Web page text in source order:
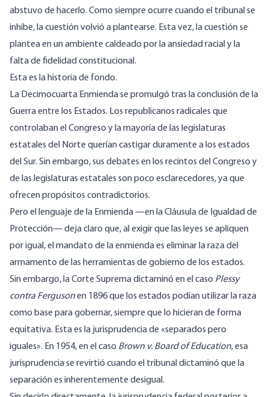
abstuvo de hacerlo. Como siempre ocurre cuando el tribunal se
inhibe, la cuestión volvió a plantearse. Esta vez, la cuestión se
plantea en un ambiente caldeado por la ansiedad racial y la
falta de fidelidad constitucional.
Esta es la historia de fondo.
La Decimocuarta Enmienda se promulgó tras la conclusión de la
Guerra entre los Estados. Los republicanos radicales que
controlaban el Congreso y la mayoría de las legislaturas
estatales del Norte querían castigar duramente a los estados
del Sur. Sin embargo, sus debates en los recintos del Congreso y
de las legislaturas estatales son poco esclarecedores, ya que
ofrecen propósitos contradictorios.
Pero el lenguaje de la Enmienda —en la Cláusula de Igualdad de
Protección— deja claro que, al exigir que las leyes se apliquen
por igual, el mandato de la enmienda es eliminar la raza del
armamento de las herramientas de gobierno de los estados.
Sin embargo, la Corte Suprema dictaminó en el caso Plessy
contra Fergusonen 1896 que los estados podían utilizar la raza
como base para gobernar, siempre que lo hicieran de forma
equitativa. Esta es la jurisprudencia de «separados pero
iguales». En 1954, en el caso Brown v. Board of Education, esa
jurisprudencia se revirtió cuando el tribunal dictaminó que la
separación es inherentemente desigual.